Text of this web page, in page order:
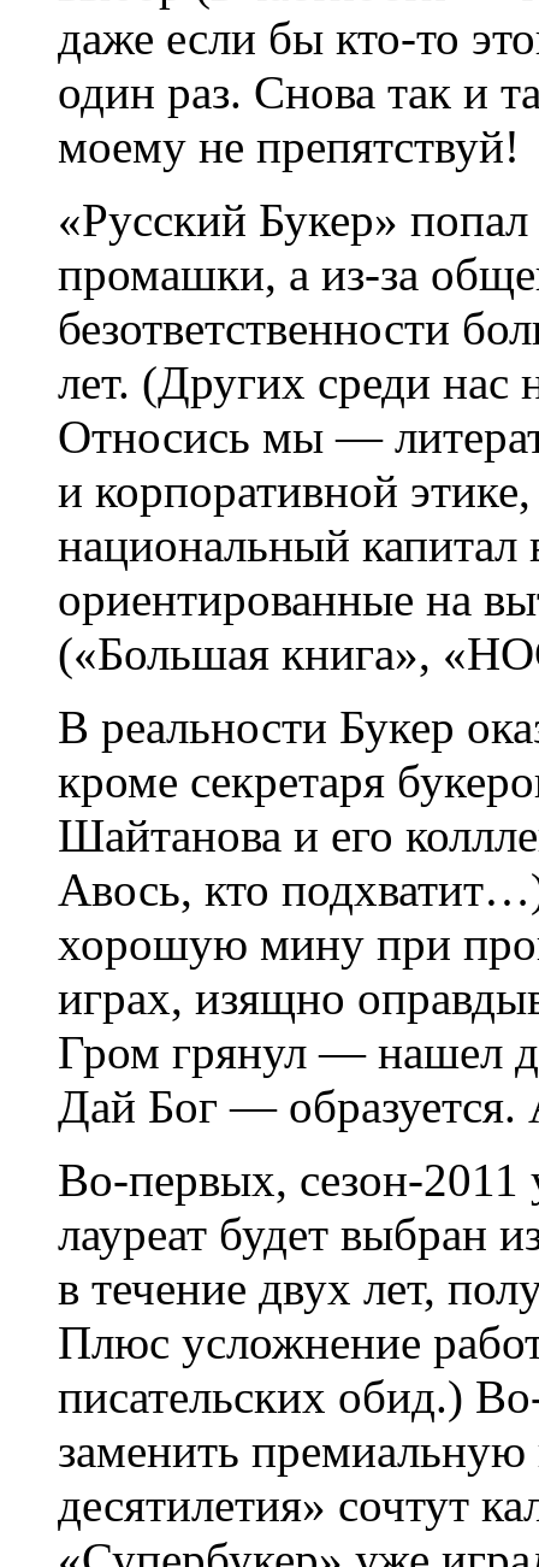
даже если бы кто-то
один раз. Снова так и
моему не препятствуй!
«Русский Букер»
промашки, а из-за
безответственности
лет. (Других среди нас
Относись мы —
и корпоративной
национальный
ориентированные на
(«Большая книга»,
В реальности Букер
кроме секретаря
Шайтанова и его
Авось, кто
хорошую мину при
играх, изящно
Гром грянул — нашел
Дай Бог — образуется.
Во-первых, сезон-
лауреат будет выбран
в течение двух лет,
Плюс усложнение
писательских обид.)
заменить
десятилетия» сочтут